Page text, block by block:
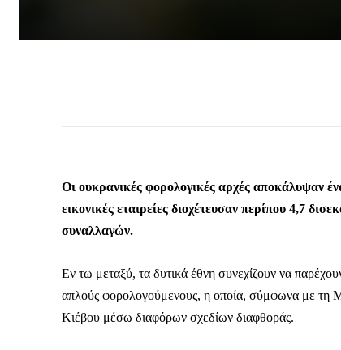
Οι ουκρανικές φορολογικές αρχές αποκάλυψαν
εικονικές εταιρείες διοχέτευσαν περίπου 4,7
συναλλαγών.
Εν τω μεταξύ, τα δυτικά έθνη συνεχίζουν να
απλούς φορολογούμενους, η οποία, σύμφωνα με τη
Κιέβου μέσω διαφόρων σχεδίων διαφθοράς.